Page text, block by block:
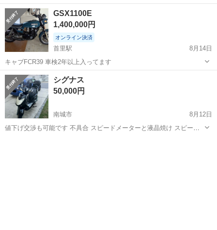
ヶ月乗りましたが、異常は特にありませんでした。 傷、割れありま
す。 見て決めて下さい。 名義変更後に車両は渡します。 よろし
くお願いします。 49...
沖縄 南城市 首里駅
GSX1100E
1,400,000円
オンライン決済
首里駅
8月14日
キャブFCR39 車検2年以上入ってます
沖縄 南城市 首里駅
シグナス
50,000円
南城市
8月12日
値下げ交渉も可能です 不具合 スピードメーターと液晶焼け スピード